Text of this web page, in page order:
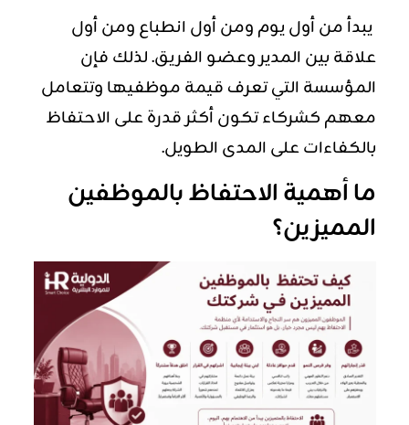
يبدأ من أول يوم ومن أول انطباع ومن أول
علاقة بين المدير وعضو الفريق. لذلك فإن
المؤسسة التي تعرف قيمة موظفيها وتتعامل
معهم كشركاء تكون أكثر قدرة على الاحتفاظ
بالكفاءات على المدى الطويل.
ما أهمية الاحتفاظ بالموظفين
المميزين؟